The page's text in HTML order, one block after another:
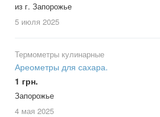
из г. Запорожье
5 июля 2025
Термометры кулинарные
Ареометры для сахара.
1 грн.
Запорожье
4 мая 2025